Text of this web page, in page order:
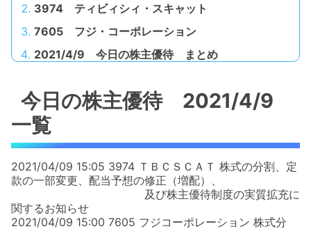
3974 ティビィシィ・スキャット
7605 フジ・コーポレーション
2021/4/9 今日の株主優待 まとめ
今日の株主優待 2021/4/9
一覧
2021/04/09 15:05 3974 ＴＢＣＳＣＡＴ 株式の分割、定
款の一部変更、配当予想の修正（増配）、
及び株主優待制度の実質拡充に
関するお知らせ
2021/04/09 15:00 7605 フジコーポレーション 株式分